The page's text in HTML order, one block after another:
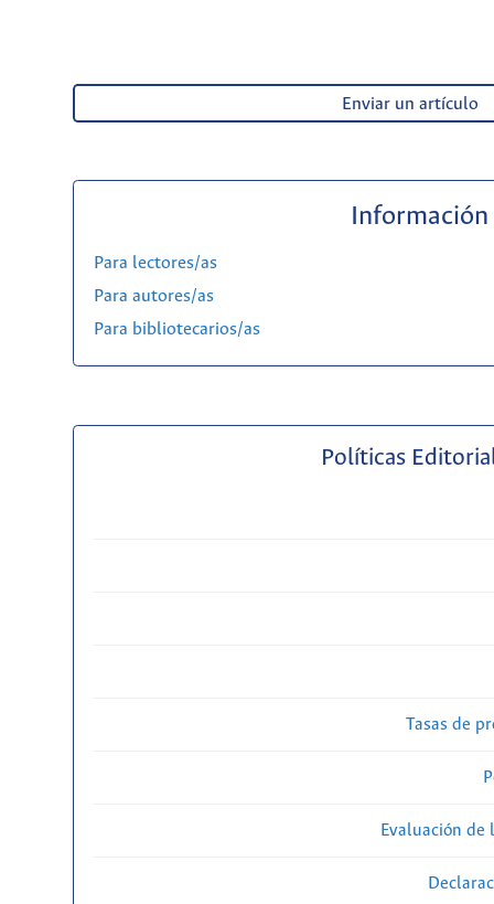
Enviar un artículo
Información
Para lectores/as
Para autores/as
Para bibliotecarios/as
Políticas
Tasas de
Evaluación